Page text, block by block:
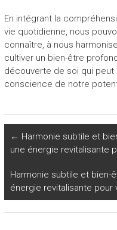
En intégrant la
vie quotidienne, nous
connaître, à nous
cultiver un bien-être
découverte de soi qui peut
conscience de notre
← Harmonie subtile et
une énergie revitalisante
Harmonie subtile et bien-
énergie revitalisante pour